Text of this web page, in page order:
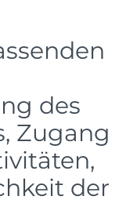
n
u
e
s
Z
u
des
Zugang
der